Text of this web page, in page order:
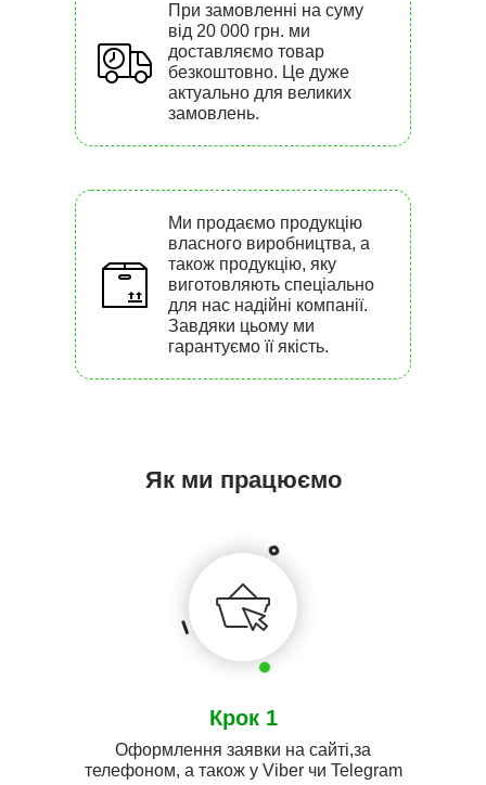
При замовленні на суму
від 20 000 грн. ми
доставляємо товар
безкоштовно. Це дуже
актуально для великих
замовлень.
Ми продаємо продукцію
власного виробництва, а
також продукцію, яку
виготовляють спеціально
для нас надійні компанії.
Завдяки цьому ми
гарантуємо її якість.
Як ми працюємо
Крок 1
Оформлення заявки на сайті,за
телефоном, а також у Viber чи Telegram